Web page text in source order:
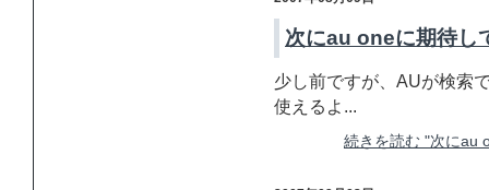
次にau oneに期待し
少し前ですが、AUが検索
使えるよ...
続きを読む "次にau